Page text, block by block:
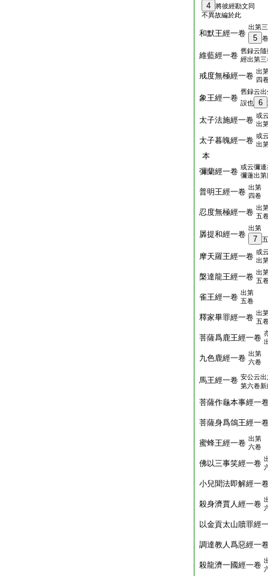
4
將彼經勘文同
不異故編於此
和默王經一卷
出第三
5 卷
維藍經一卷 舊録云隨
經出第三
戒度無極經一卷 出
四
象王經一卷
舊録云
誤也
6
太子法施經一卷 或
出
太子暮魄經一卷 或
出
本
彌蘭經一卷 或云彌連
彌蓮出第
普明王經一卷 出第
四卷
忍度無極經一卷 出
五
羼提和經一卷
出第
7
摩天羅王經一卷 或
出
槃達龍王經一卷 出
五
雀王經一卷 出第
五卷
釋家畢罪經一卷 出
五
菩薩爲鹿王經一卷
九色鹿經一卷 出第
六卷
馬王經一卷 安公云出
第六卷新
菩薩作龜本事經一
菩薩身爲鴿王經一
蜜蜂王經一卷 出第
六卷
佛以三事笑經一卷
小兒聞法即解經一
殺身濟賈人經一卷
以金貢太山贖罪經
調達教人爲惡經一
殺龍濟一國經一卷